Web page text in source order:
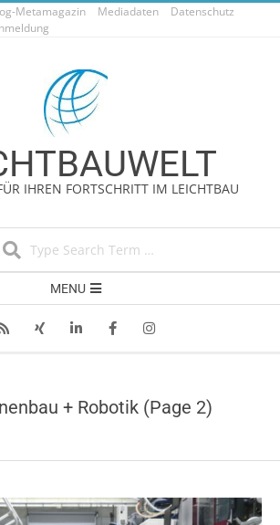
Metamagazin Mediadaten
Datenschutz
IHREN FORTSCHRITT IM LEICHTBAU
MENU
+ Robotik (Page 2)